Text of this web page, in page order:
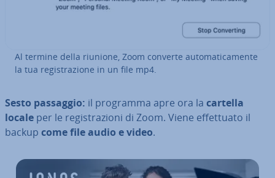
Al termine della riunione, Zoom converte au­to­ma­ti­ca­men­te
la tua re­gi­stra­zio­ne in un file mp4.
Sesto passaggio: il programma apre ora la cartella
locale per le re­gi­stra­zio­ni di Zoom. Viene ef­fet­tua­to il
backup come file audio e video.